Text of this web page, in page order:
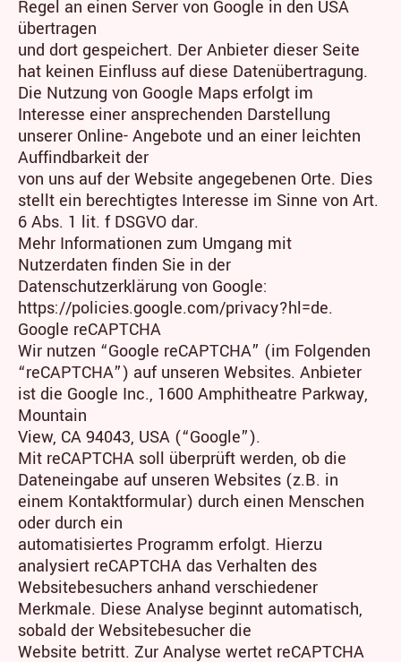
Regel an einen Server von Google in den USA
übertragen
und dort gespeichert. Der Anbieter dieser Seite
hat keinen Einfluss auf diese Datenübertragung.
Die Nutzung von Google Maps erfolgt im
Interesse einer ansprechenden Darstellung
unserer Online- Angebote und an einer leichten
Auffindbarkeit der
von uns auf der Website angegebenen Orte. Dies
stellt ein berechtigtes Interesse im Sinne von Art.
6 Abs. 1 lit. f DSGVO dar.
Mehr Informationen zum Umgang mit
Nutzerdaten finden Sie in der
Datenschutzerklärung von Google:
https://policies.google.com/privacy?hl=de.
Google reCAPTCHA
Wir nutzen “Google reCAPTCHA” (im Folgenden
“reCAPTCHA”) auf unseren Websites. Anbieter
ist die Google Inc., 1600 Amphitheatre Parkway,
Mountain
View, CA 94043, USA (“Google”).
Mit reCAPTCHA soll überprüft werden, ob die
Dateneingabe auf unseren Websites (z.B. in
einem Kontaktformular) durch einen Menschen
oder durch ein
automatisiertes Programm erfolgt. Hierzu
analysiert reCAPTCHA das Verhalten des
Websitebesuchers anhand verschiedener
Merkmale. Diese Analyse beginnt automatisch,
sobald der Websitebesucher die
Website betritt. Zur Analyse wertet reCAPTCHA